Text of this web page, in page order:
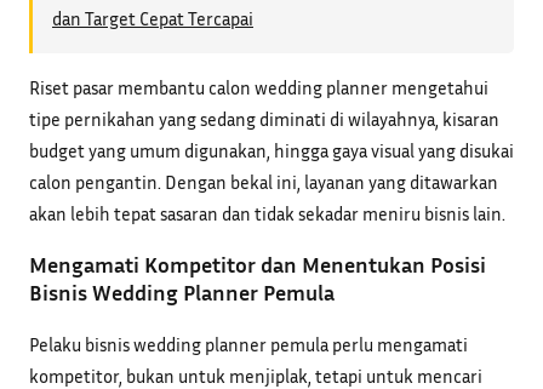
dan Target Cepat Tercapai
Riset pasar membantu calon wedding planner mengetahui
tipe pernikahan yang sedang diminati di wilayahnya, kisaran
budget yang umum digunakan, hingga gaya visual yang disukai
calon pengantin. Dengan bekal ini, layanan yang ditawarkan
akan lebih tepat sasaran dan tidak sekadar meniru bisnis lain.
Mengamati Kompetitor dan Menentukan Posisi
Bisnis Wedding Planner Pemula
Pelaku bisnis wedding planner pemula perlu mengamati
kompetitor, bukan untuk menjiplak, tetapi untuk mencari